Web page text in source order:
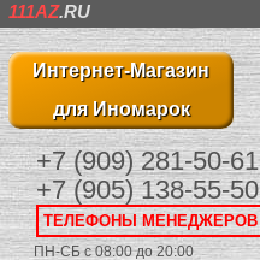
111AZ.RU
Интернет-Магазин
для Иномарок
+7 (909) 281-50-61
+7 (905) 138-55-50
ТЕЛЕФОНЫ МЕНЕДЖЕРОВ
ПН-СБ с 08:00 до 20:00